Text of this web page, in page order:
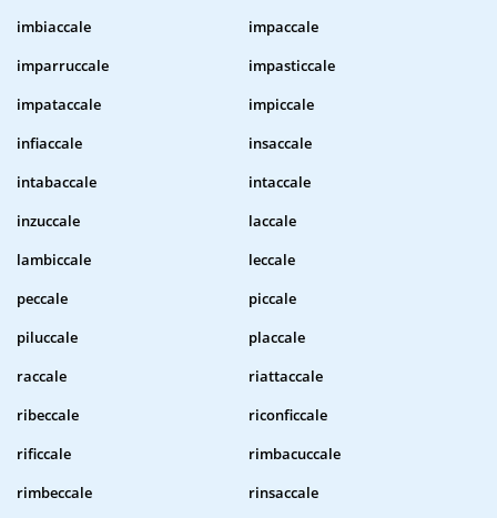
imbiaccale
impaccale
imparruccale
impasticcale
impataccale
impiccale
infiaccale
insaccale
intabaccale
intaccale
inzuccale
laccale
lambiccale
leccale
peccale
piccale
piluccale
placcale
raccale
riattaccale
ribeccale
riconficcale
rificcale
rimbacuccale
rimbeccale
rinsaccale